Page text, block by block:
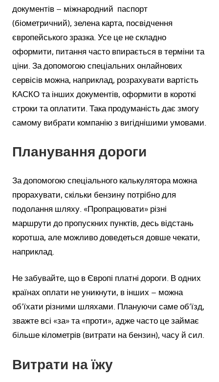
документів – міжнародний паспорт
(біометричний), зелена карта, посвідчення
європейського зразка. Усе це не складно
оформити, питання часто впирається в терміни та
ціни. За допомогою спеціальних онлайнових
сервісів можна, наприклад, розрахувати вартість
КАСКО та інших документів, оформити в короткі
строки та оплатити. Така продуманість дає змогу
самому вибрати компанію з вигіднішими умовами.
Планування дороги
За допомогою спеціального калькулятора можна
прорахувати, скільки бензину потрібно для
подолання шляху. «Пропрацювати» різні
маршрути до пропускних пунктів, десь відстань
коротша, але можливо доведеться довше чекати,
наприклад.
Не забувайте, що в Європі платні дороги. В одних
країнах оплати не уникнути, в інших – можна
об’їхати різними шляхами. Плануючи саме об’їзд,
зважте всі «за» та «проти», адже часто це займає
більше кілометрів (витрати на бензин), часу й сил.
Витрати на їжу